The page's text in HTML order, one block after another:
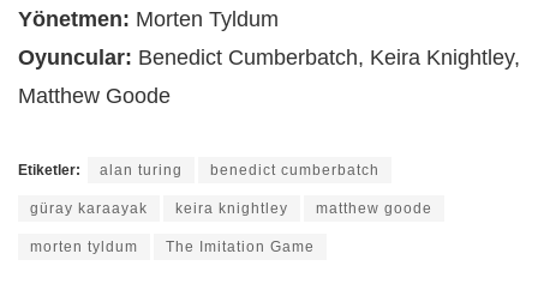
Yönetmen: Morten Tyldum
Oyuncular: Benedict Cumberbatch, Keira Knightley,
Matthew Goode
Etiketler: alan turing benedict cumberbatch
güray karaayak keira knightley matthew goode
morten tyldum The Imitation Game